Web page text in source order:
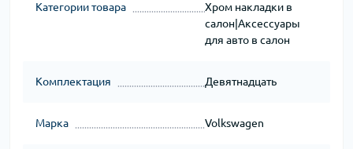
Категории товара
Хром накладки в
салон|Аксессуары
для авто в салон
Комплектация Девятнадцать
Марка Volkswagen